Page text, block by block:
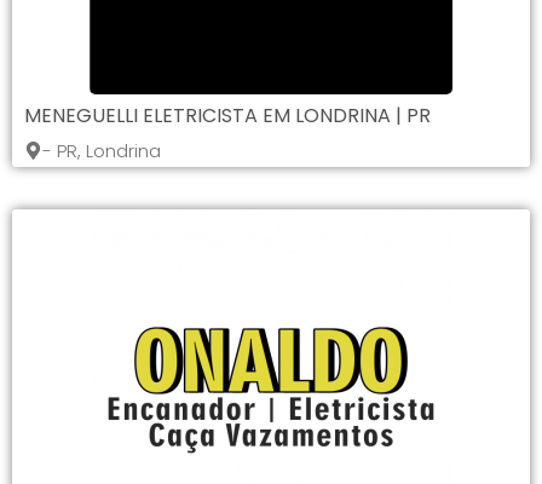
MENEGUELLI ELETRICISTA EM LONDRINA | PR
- PR, Londrina